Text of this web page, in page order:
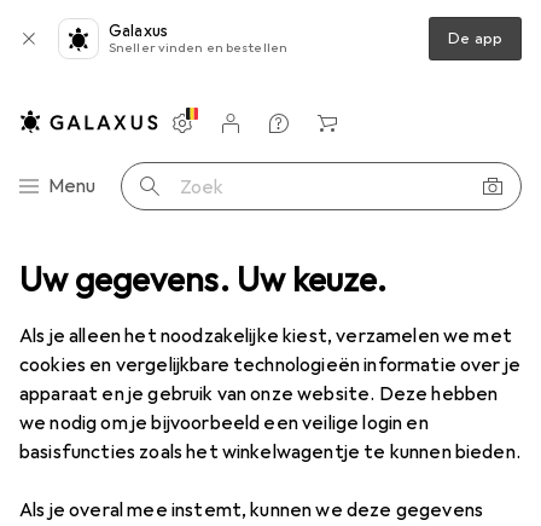
Uw gegevens. Uw keuze.
Als je alleen het noodzakelijke kiest, verzamelen we met
cookies en vergelijkbare technologieën informatie over je
apparaat en je gebruik van onze website. Deze hebben
we nodig om je bijvoorbeeld een veilige login en
basisfuncties zoals het winkelwagentje te kunnen bieden.
Als je overal mee instemt, kunnen we deze gegevens
Galaxus
Sneller vinden en bestellen De app
Categorie navigatie
Menu Zoek op
Instellingen
Klantenaccount
Produktvergelijking
Verlanglijstje
Winkelmandje